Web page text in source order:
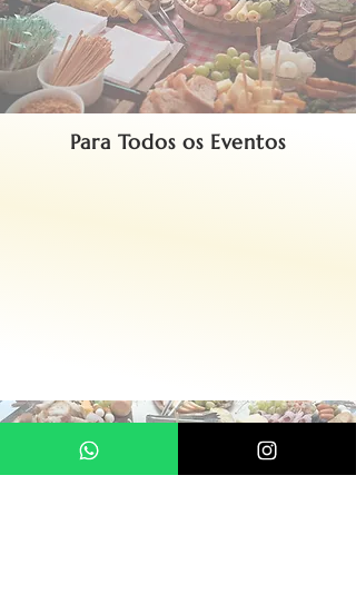
Para Todos os Eventos